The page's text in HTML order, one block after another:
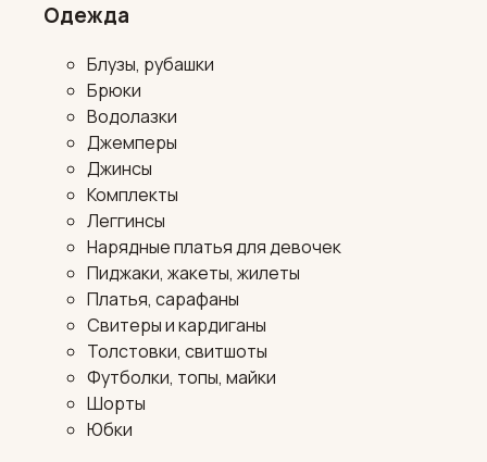
Одежда
Блузы, рубашки
Брюки
Водолазки
Джемперы
Джинсы
Комплекты
Леггинсы
Нарядные платья для девочек
Пиджаки, жакеты, жилеты
Платья, сарафаны
Свитеры и кардиганы
Толстовки, свитшоты
Футболки, топы, майки
Шорты
Юбки